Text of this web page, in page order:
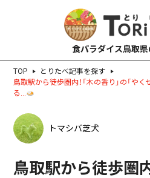
食パラダイス鳥取
TOP
とりたべ記事を探す
鳥取駅から徒歩圏内！「木の香り」の「や
る…
トマシバ芝犬
鳥取駅から徒歩圏内